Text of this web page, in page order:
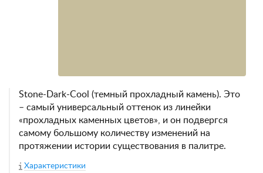
Stone-Dark-Cool (темный прохладный камень). Это
– самый универсальный оттенок из линейки
«прохладных каменных цветов», и он подвергся
самому большому количеству изменений на
протяжении истории существования в палитре.
Характеристики